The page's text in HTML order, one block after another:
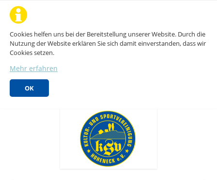
Cookies helfen uns bei der Bereitstellung unserer Website. Durch die
Nutzung der Website erklären Sie sich damit einverstanden, dass wir
Cookies setzen.
Mehr erfahren
OK